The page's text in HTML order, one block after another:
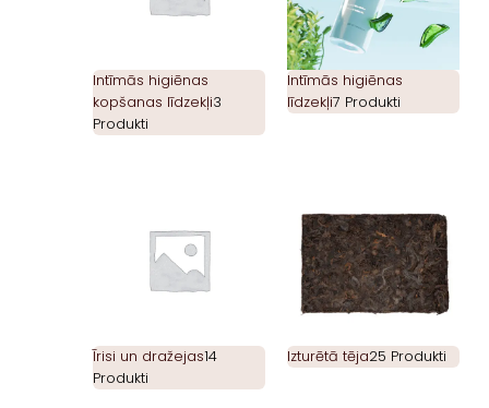
Intīmās higiēnas
kopšanas līdzekļi3
Produkti
Intīmās higiēnas
līdzekļi7 Produkti
Īrisi un dražejas14
Produkti
Izturētā tēja25 Produkti